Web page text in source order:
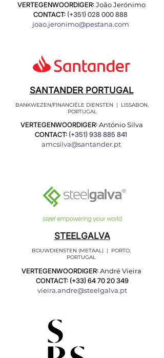
VERTEGENWOORDIGER:João Jerónimo
CONTACT: (+351)028 000 888
joao.jeronimo@pestana.com
SANTANDER PORTUGAL
BANKWEZEN/FINANCIËLE DIENSTEN | LISSABON,
PORTUGAL
VERTEGENWOORDIGER:António Silva
CONTACT: (+351)938 885 841
amcsilva@santander.pt
STEELGALVA
BOUWDIENSTEN (METAAL) | PORTO,
PORTUGAL
VERTEGENWOORDIGER:André Vieira
CONTACT: (+33)64 70 20 349
vieira.andre@steelgalva.pt